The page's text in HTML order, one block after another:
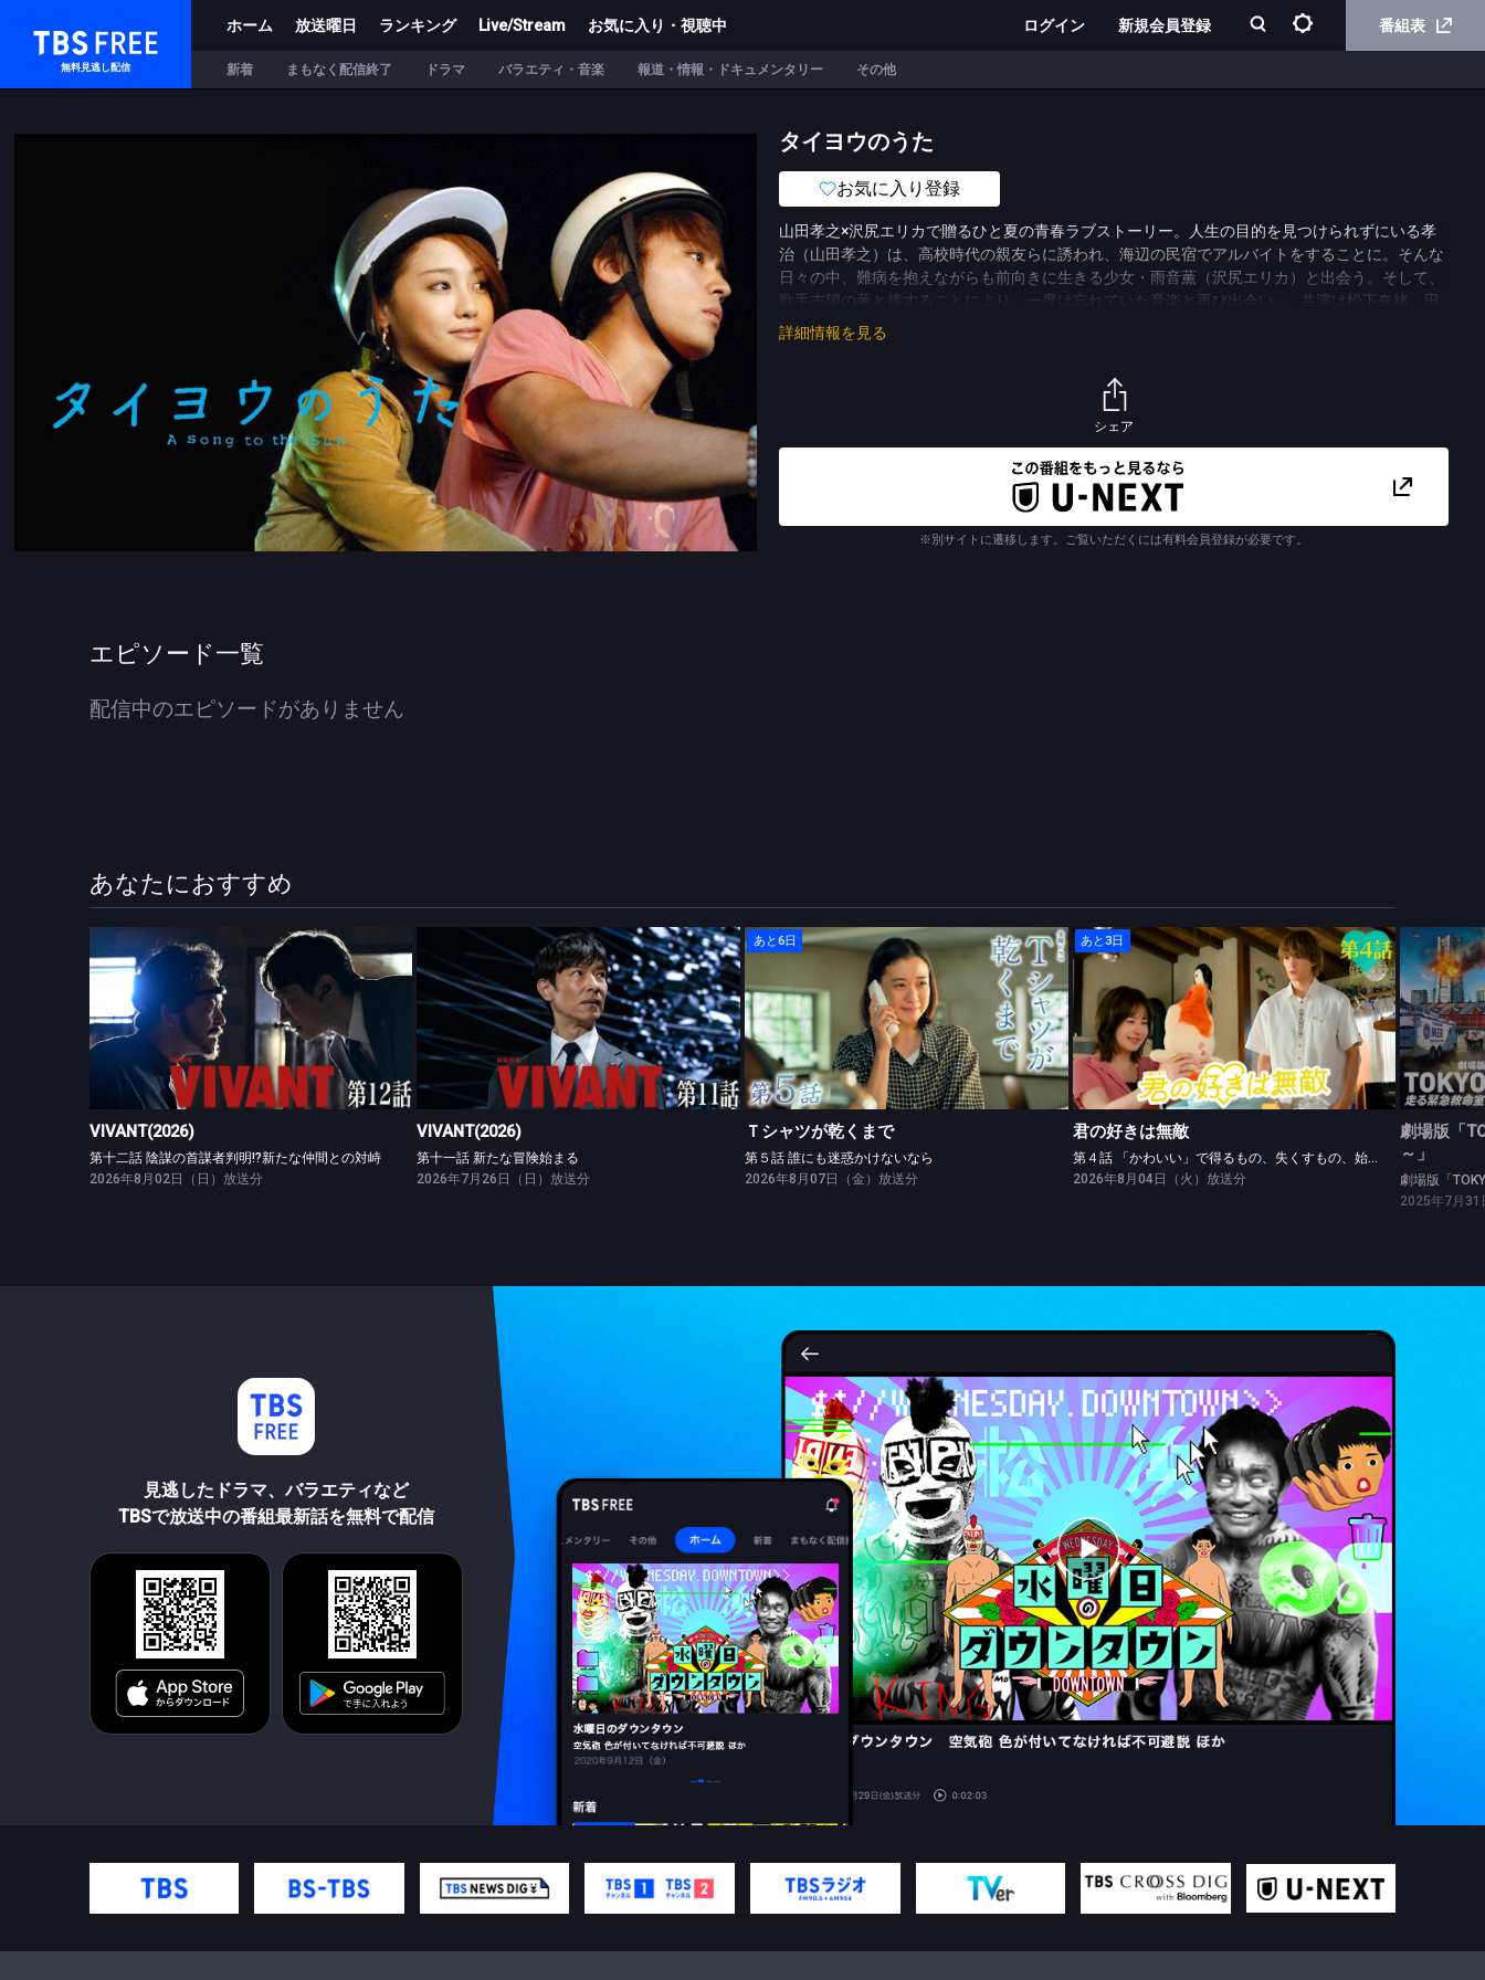
TBS FREE
無料見逃し配信
ホーム 放送曜日 ランキング Live/Stream お気に入り・視聴中 ログイン 新規会員登録 番組表
新着 まもなく配信終了 ドラマ バラエティ・音楽 報道・情報・ドキュメンタリー その他
タイヨウのうた
お気に入り登録
山田孝之×沢尻エリカで贈るひと夏の青春ラブストーリー。人生の目的を見つけられずにいる孝
治（山田孝之）は、高校時代の親友らに誘われ、海辺の民宿でアルバイトをすることに。そんな
日々の中、難病を抱えながらも前向きに生きる少女・雨音薫（沢尻エリカ）と出会う。そして、
歌手志望の薫と接することにより、一度は忘れていた音楽と再び出会い…。共演は松下奈緒、田
中圭、小林麻央、ベッキー、要潤、勝村政信、竹中直人ほか。
詳細情報を見る
シェア
※別サイトに遷移します。ご覧いただくには有料会員登録が必要です。
エピソード一覧
配信中のエピソードがありません
あなたにおすすめ
VIVANT(2026)
第十二話 陰謀の首謀者判明!?新たな仲間との対峙
VIVANT(2026)
第十二話 陰謀の首謀者判明!?新たな仲間との対峙
2026年8月02日（日）放送分
VIVANT(2026)
第十一話 新たな冒険始まる
VIVANT(2026)
第十一話 新たな冒険始まる
2026年7月26日（日）放送分
あと6日
Ｔシャツが乾くまで
第５話 誰にも迷惑かけないなら
Ｔシャツが乾くまで
第５話 誰にも迷惑かけないなら
2026年8月07日（金）放送分
あと3日
君の好きは無敵
第４話 「かわいい」で得るもの、失くすもの、始まる♥もの
君の好きは無敵
第４話 「かわいい」で得るもの、失くすもの、始まる♥もの
2026年8月04日（火）放送分
劇場版
劇場版
劇場版「
～」
劇場版「
2025年7月31
見逃したドラマ、バラエティなど
TBSで放送中の番組最新話を無料で配信